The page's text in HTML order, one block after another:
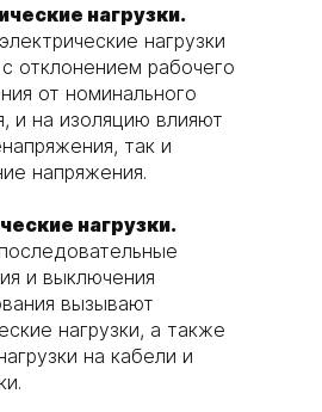
нагрузки.
нагрузки
отклонением рабочего
от номинального
и на изоляцию влияют
так и
напряжения.
нагрузки.
и выключения
вызывают
нагрузки, а также
на кабели и